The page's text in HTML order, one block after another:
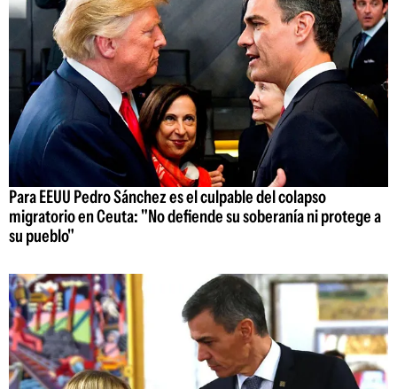
Para EEUU Pedro Sánchez es el culpable del colapso
migratorio en Ceuta: "No defiende su soberanía ni protege a
su pueblo"